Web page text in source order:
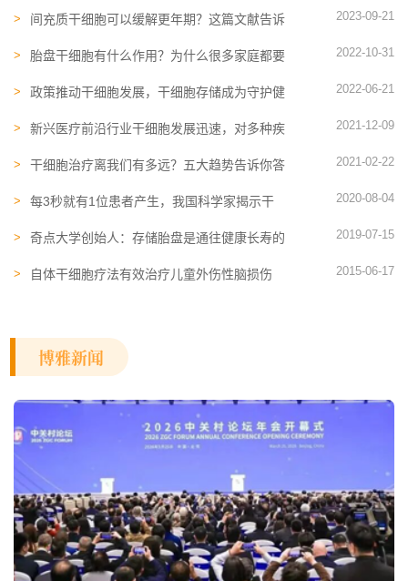
间充质干细胞可以缓解更年期？这篇文献告诉
2023-09-21
胎盘干细胞有什么作用？为什么很多家庭都要
2022-10-31
政策推动干细胞发展，干细胞存储成为守护健
2022-06-21
新兴医疗前沿行业干细胞发展迅速，对多种疾
2021-12-09
干细胞治疗离我们有多远？五大趋势告诉你答
2021-02-22
每3秒就有1位患者产生，我国科学家揭示干
2020-08-04
奇点大学创始人：存储胎盘是通往健康长寿的
2019-07-15
自体干细胞疗法有效治疗儿童外伤性脑损伤 2015-06-17
博雅新闻